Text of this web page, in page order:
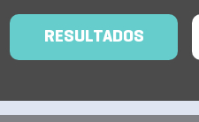
RESULTADOS